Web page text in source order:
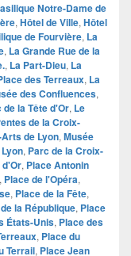
Notre-Dame de
, Hôtel de Ville, Hôtel
de Fourvière, La
, La Grande Rue de la
, La Part-Dieu, La
des Terreaux, La
des Confluences,
de la Tête d'Or, Le
de la Croix-
de Lyon, Musée
, Parc de la Croix-
d'Or, Place Antonin
, Place de l'Opéra,
, Place de la Fête,
la République, Place
États-Unis, Place des
, Place du
Terrail, Place Jean